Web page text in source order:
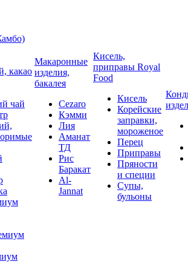
какао
чай
Макаронные
изделия,
бакалея
Cezaro
Кэмми
Лия
Аманат
ТД
Рис
Баракат
Al-
Jannat
Кисель,
приправы Royal
Food
Кисель
Корейские
заправки,
мороженое
Перец
Приправы
Пряности
и специи
Супы,
бульоны